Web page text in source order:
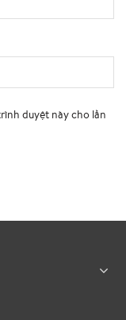
duyệt này cho lần